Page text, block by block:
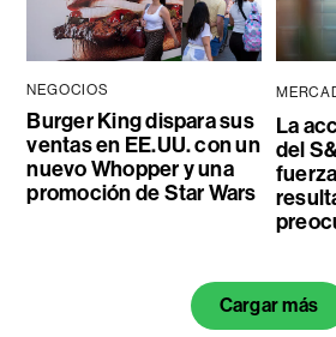
NEGOCIOS
Burger King dispara sus
ventas en EE.UU. con un
nuevo Whopper y una
promoción de Star Wars
La
del
Cargar más